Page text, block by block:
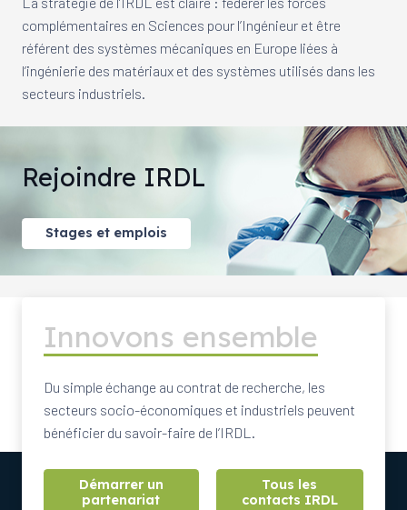
complémentaires en Sciences pour l’Ingénieur et être
référent des systèmes mécaniques en Europe liées à
l’ingénierie des matériaux et des systèmes utilisés dans les
secteurs industriels.
Rejoindre IRDL
Stages et emplois
Innovons ensemble
Du simple échange au contrat de recherche, les
secteurs socio-économiques et industriels peuvent
bénéficier du savoir-faire de l’IRDL.
Démarrer un
partenariat
Tous les
contacts IRDL